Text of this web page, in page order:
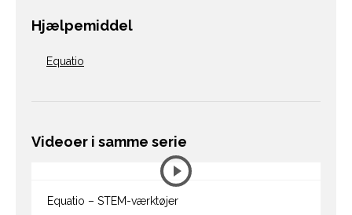
Hjælpemiddel
Equatio
Videoer i samme serie
Equatio – STEM-værktøjer